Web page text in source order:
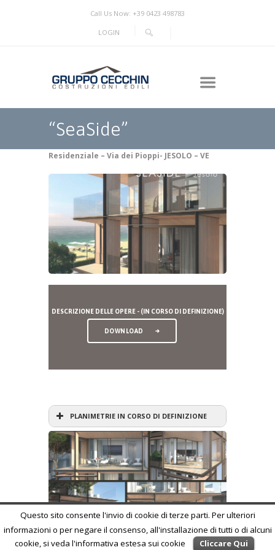
Call Us Now: +39 0423 498783
LOGIN
“SeaSide”
Residenziale – Via dei Pioppi- JESOLO – VE
DESCRIZIONE DELLE OPERE - (IN CORSO DI DEFINIZIONE)
DOWNLOAD
PLANIMETRIE IN CORSO DI DEFINIZIONE
Questo sito consente l'invio di cookie di terze parti. Per ulteriori
informazioni o per negare il consenso, all'installazione di tutti o di alcuni
cookie, si veda l'informativa estesa sui cookie
Cliccare Qui